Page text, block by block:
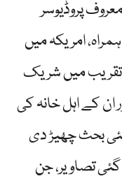
پروڈیوسر
امریکہ میں
تقریب میں شریک
ان کے اہل خانہ کی
بحث چھیڑ دی
تصاویر، جن